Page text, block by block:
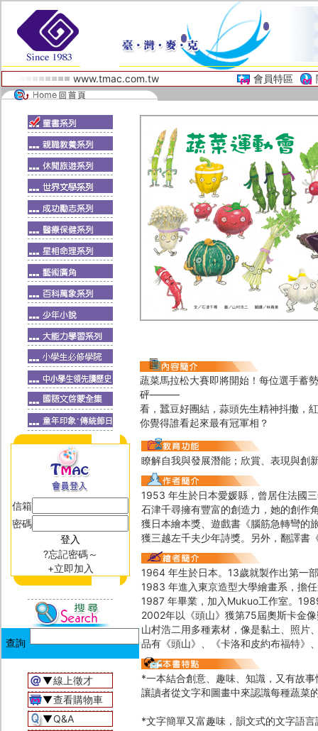
www.tmac.com.tw 會員特區
信箱
密碼
?忘記密碼～
+立即加入
▼線上徵才
▼查看購物車
▼Q&A
蔬菜馬拉松大賽即將開始！每位選手蓄
砰———
看，蠶豆好團結，蒜頭先生精神抖擻，
你覺得誰看起來最有冠軍相？
瞭解自我與發展潛能；欣賞、表現與創
1953 年生於日本愛媛縣，曾居住法國
石津千尋擁有豐富的創造力，她的創作
獲日本繪本獎、遊戲書《腦筋急轉彎的
獲三越左千夫少年詩獎。另外，翻譯書
1964 年生於日本。13歲就製作出第一
1983 年進入東京造型大學繪畫系，擔
1987 年畢業，加入Mukuo工作室。
2002年以《頭山》獲第75屆奧斯卡金
山村浩二用多種素材，像是黏土、照片
品有《頭山》、《卡洛和皮約布福特》
*一本結合創意、趣味、知識，又有故
讓讀者從文字和圖畫中來認識每種蔬菜
*文字簡單又富趣味，韻文式的文字語